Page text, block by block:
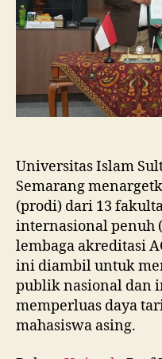
Universitas Islam
Semarang
(prodi) dari 13
internasional penuh
lembaga akreditasi
ini diambil untuk
publik nasional dan
memperluas daya
mahasiswa asing.